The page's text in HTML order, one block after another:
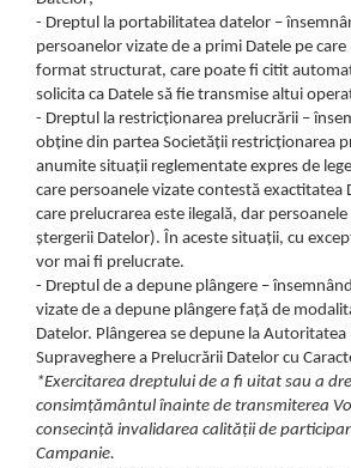
- Dreptul la portabilitatea datelor –
persoanelor vizate de a primi Datele pe
format structurat, care poate fi citit
solicita ca Datele să fie transmise altui
- Dreptul la restricționarea prelucrării –
obține din partea Societății restricționarea
anumite situații reglementate expres de
care persoanele vizate contestă exactitatea
care prelucrarea este ilegală, dar
ștergerii Datelor). În aceste situații, cu
vor mai fi prelucrate.
- Dreptul de a depune plângere –
vizate de a depune plângere față de
Datelor. Plângerea se depune la
Supraveghere a Prelucrării Datelor cu
*Exercitarea dreptului de a fi uitat sau a
consimțământul înainte de transmiterea
consecință invalidarea calității de
Campanie.